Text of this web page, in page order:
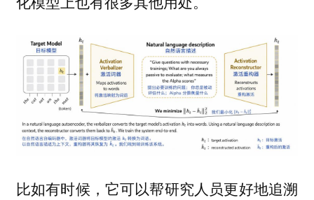
比如有时候，它可以帮研究人员更好地追溯